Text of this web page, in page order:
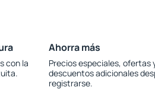
con la
Ahorra más
Precios especiales, ofertas
descuentos adicionales
registrarse.